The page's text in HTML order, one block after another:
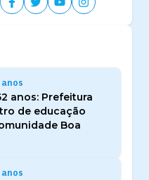
anos: Prefeitura
de educação
Boa